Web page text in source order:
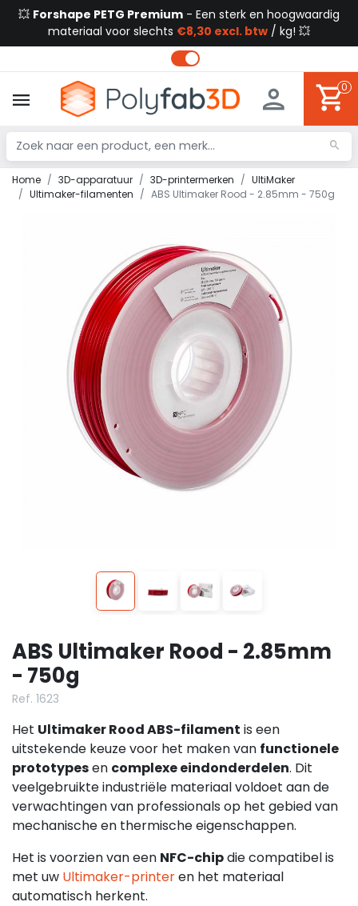
💥 Forshape PETG Premium - Een sterk en hoogwaardig
materiaal voor slechts €8,30 excl. btw / kg! 💥
0
Home 3D-apparatuur 3D-printermerken
UltiMaker
Ultimaker-filamenten
ABS Ultimaker Rood - 2.85mm - 750g
ABS Ultimaker Rood - 2.85mm
- 750g
Ref. 1623
Het Ultimaker Rood ABS-filament is een
uitstekende keuze voor het maken van functionele
prototypesen complexe eindonderdelen. Dit
veelgebruikte industriële materiaal voldoet aan de
verwachtingen van professionals op het gebied van
mechanische en thermische eigenschappen.
Het is voorzien van een NFC-chipdie compatibel is
met uw Ultimaker-printeren het materiaal
automatisch herkent.